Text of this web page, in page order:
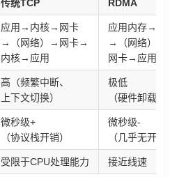
传统TCP RDMA
应用→内核→网卡
→（网络）→网卡→
内核→应用
应用内存→网卡
→（网络）→
网卡→应用内存
高（频繁中断、
上下文切换）
极低
（硬件卸载）
微秒级+
（协议栈开销）
微秒级-
（几乎无开销）
受限于CPU处理能力 接近线速